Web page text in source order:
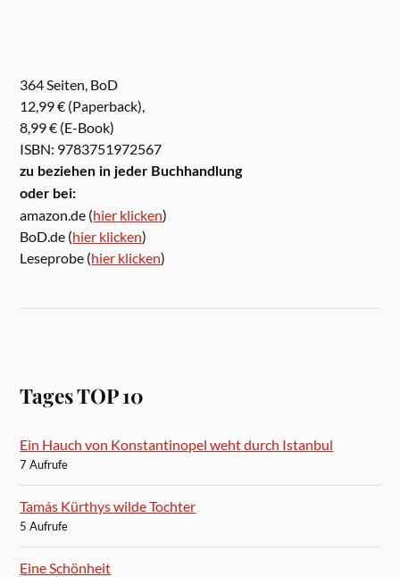
364 Seiten, BoD
12,99 € (Paperback),
8,99 € (E-Book)
ISBN: 9783751972567
zu beziehen in jeder Buchhandlung
oder bei:
amazon.de (hier klicken)
BoD.de (hier klicken)
Leseprobe (hier klicken)
Tages TOP 10
Ein Hauch von Konstantinopel weht durch Istanbul
7 Aufrufe
Tamás Kürthys wilde Tochter
5 Aufrufe
Eine Schönheit